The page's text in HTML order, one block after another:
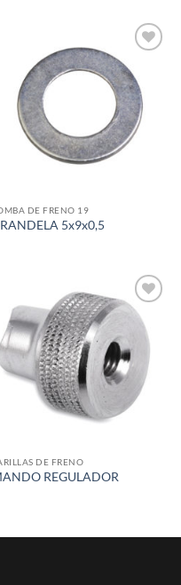
wishlist
DE FRENO 19
5x9x0,5
Add to
wishlist
DE FRENO
REGULADOR